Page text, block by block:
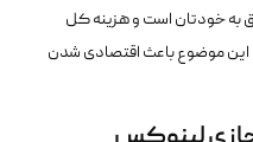
خودتان است و هزینه کل
موضوع باعث اقتصادی شدن